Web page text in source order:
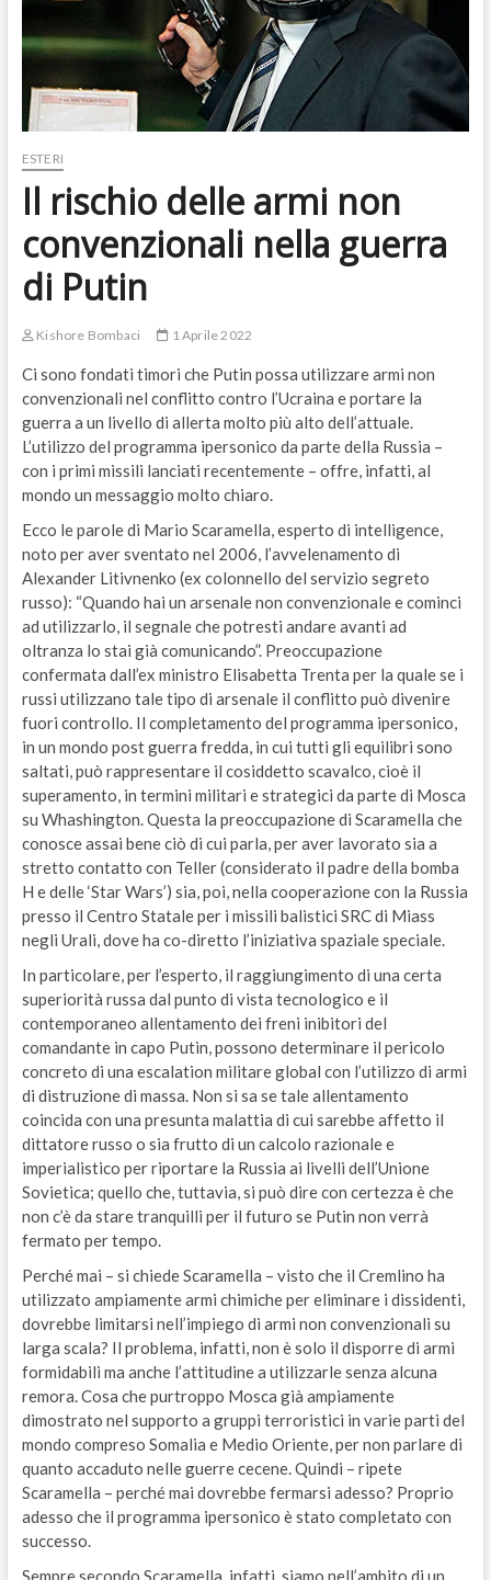
ESTERI
Il rischio delle armi non
convenzionali nella guerra
di Putin
Kishore Bombaci 1 Aprile 2022
Ci sono fondati timori che Putin possa utilizzare armi non
convenzionali nel conflitto contro l’Ucraina e portare la
guerra a un livello di allerta molto più alto dell’attuale.
L’utilizzo del programma ipersonico da parte della Russia –
con i primi missili lanciati recentemente – offre, infatti, al
mondo un messaggio molto chiaro.
Ecco le parole di Mario Scaramella, esperto di intelligence,
noto per aver sventato nel 2006, l’avvelenamento di
Alexander Litivnenko (ex colonnello del servizio segreto
russo): “Quando hai un arsenale non convenzionale e cominci
ad utilizzarlo, il segnale che potresti andare avanti ad
oltranza lo stai già comunicando”. Preoccupazione
confermata dall’ex ministro Elisabetta Trenta per la quale se i
russi utilizzano tale tipo di arsenale il conflitto può divenire
fuori controllo. Il completamento del programma ipersonico,
in un mondo post guerra fredda, in cui tutti gli equilibri sono
saltati, può rappresentare il cosiddetto scavalco, cioè il
superamento, in termini militari e strategici da parte di Mosca
su Whashington. Questa la preoccupazione di Scaramella che
conosce assai bene ciò di cui parla, per aver lavorato sia a
stretto contatto con Teller (considerato il padre della bomba
H e delle ‘Star Wars’) sia, poi, nella cooperazione con la Russia
presso il Centro Statale per i missili balistici SRC di Miass
negli Urali, dove ha co-diretto l’iniziativa spaziale speciale.
In particolare, per l’esperto, il raggiungimento di una certa
superiorità russa dal punto di vista tecnologico e il
contemporaneo allentamento dei freni inibitori del
comandante in capo Putin, possono determinare il pericolo
concreto di una escalation militare global con l’utilizzo di armi
di distruzione di massa. Non si sa se tale allentamento
coincida con una presunta malattia di cui sarebbe affetto il
dittatore russo o sia frutto di un calcolo razionale e
imperialistico per riportare la Russia ai livelli dell’Unione
Sovietica; quello che, tuttavia, si può dire con certezza è che
non c’è da stare tranquilli per il futuro se Putin non verrà
fermato per tempo.
Perché mai – si chiede Scaramella – visto che il Cremlino ha
utilizzato ampiamente armi chimiche per eliminare i dissidenti,
dovrebbe limitarsi nell’impiego di armi non convenzionali su
larga scala? Il problema, infatti, non è solo il disporre di armi
formidabili ma anche l’attitudine a utilizzarle senza alcuna
remora. Cosa che purtroppo Mosca già ampiamente
dimostrato nel supporto a gruppi terroristici in varie parti del
mondo compreso Somalia e Medio Oriente, per non parlare di
quanto accaduto nelle guerre cecene. Quindi – ripete
Scaramella – perché mai dovrebbe fermarsi adesso? Proprio
adesso che il programma ipersonico è stato completato con
successo.
Sempre secondo Scaramella, infatti, siamo nell’ambito di un